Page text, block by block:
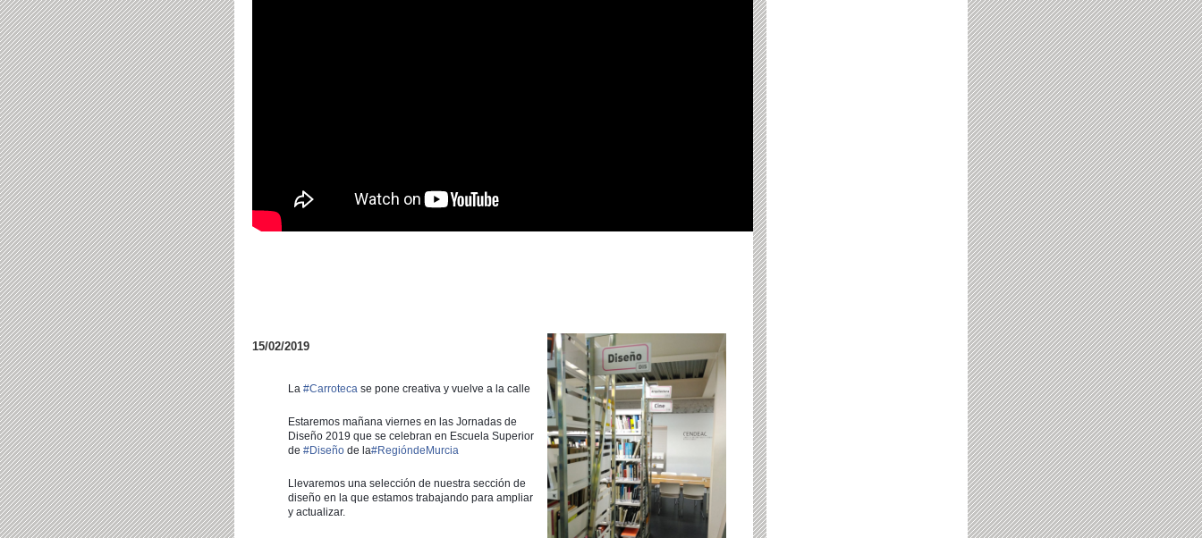
15/02/2019
La #Carroteca se pone creativa y vuelve a la calle
Estaremos mañana viernes en las Jornadas de
Diseño 2019 que se celebran en Escuela Superior
de #Diseño de la#RegióndeMurcia
Llevaremos una selección de nuestra sección de
diseño en la que estamos trabajando para ampliar
y actualizar.